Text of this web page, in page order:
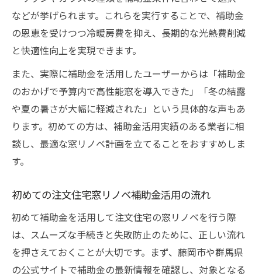
などが挙げられます。これらを実行することで、補助金
の恩恵を受けつつ冷暖房費を抑え、長期的な光熱費削減
と快適性向上を実現できます。
また、実際に補助金を活用したユーザーからは「補助金
のおかげで予算内で高性能窓を導入できた」「冬の結露
や夏の暑さが大幅に軽減された」という具体的な声もあ
ります。初めての方は、補助金活用実績のある業者に相
談し、最適な窓リノベ計画を立てることをおすすめしま
す。
初めての注文住宅窓リノベ補助金活用の流れ
初めて補助金を活用して注文住宅の窓リノベを行う際
は、スムーズな手続きと失敗防止のために、正しい流れ
を押さえておくことが大切です。まず、藤岡市や群馬県
の公式サイトで補助金の最新情報を確認し、対象となる